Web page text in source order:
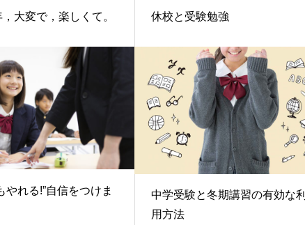
大変で，楽しくて。 休校と受験勉強
やれる!”自信をつけま
中学受験と冬期講習の有効な利
用方法